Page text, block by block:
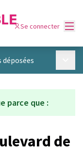
Se connecter
déposées
parce que :
de